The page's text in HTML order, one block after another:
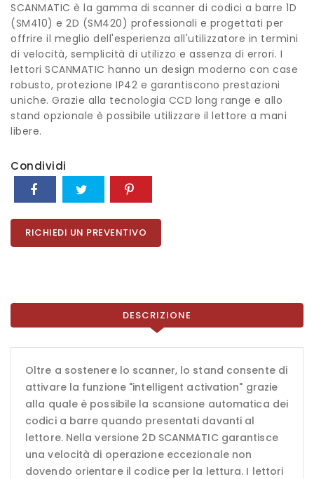
SCANMATIC è la gamma di scanner di codici a barre 1D
(SM410) e 2D (SM420) professionali e progettati per
offrire il meglio dell'esperienza all'utilizzatore in termini
di velocità, semplicità di utilizzo e assenza di errori. I
lettori SCANMATIC hanno un design moderno con case
robusto, protezione IP42 e garantiscono prestazioni
uniche. Grazie alla tecnologia CCD long range e allo
stand opzionale è possibile utilizzare il lettore a mani
libere.
Condividi
RICHIEDI UN PREVENTIVO
DESCRIZIONE
Oltre a sostenere lo scanner, lo stand consente di
attivare la funzione "intelligent activation" grazie
alla quale è possibile la scansione automatica dei
codici a barre quando presentati davanti al
lettore. Nella versione 2D SCANMATIC garantisce
una velocità di operazione eccezionale non
dovendo orientare il codice per la lettura. I lettori